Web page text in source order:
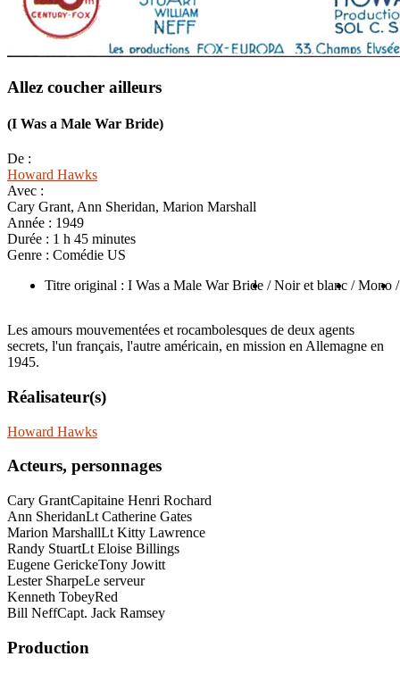
Allez coucher ailleurs
(I Was a Male War Bride)
De :
Howard Hawks
Avec :
Cary Grant, Ann Sheridan, Marion Marshall
Année : 1949
Durée : 1 h 45 minutes
Genre : Comédie US
Titre original : I Was a Male War Bride / Noir et blanc / Mono
Les amours mouvementées et rocambolesques de deux agents
secrets, l'un français, l'autre américain, en mission en Allemagne en
1945.
Réalisateur(s)
Howard Hawks
Acteurs, personnages
Cary GrantCapitaine Henri Rochard
Ann SheridanLt Catherine Gates
Marion MarshallLt Kitty Lawrence
Randy StuartLt Eloise Billings
Eugene GerickeTony Jowitt
Lester SharpeLe serveur
Kenneth TobeyRed
Bill NeffCapt. Jack Ramsey
Production